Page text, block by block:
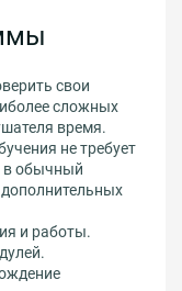
свои
сложных
время.
не требует
в обычный
дополнительных
и работы.